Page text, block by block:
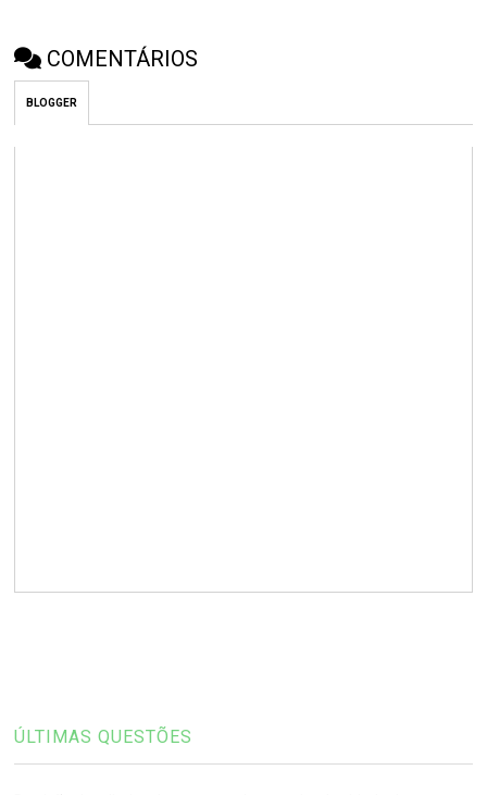
COMENTÁRIOS
BLOGGER
ÚLTIMAS QUESTÕES